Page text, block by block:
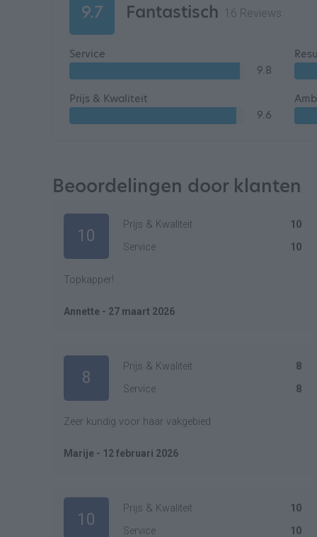
9.7 Fantastisch 16 Reviews
Service
9.8
Prijs & Kwaliteit
9.6
Beoordelingen door klanten
10
Prijs & Kwaliteit 10
Service
10
Topkapper!
Annette - 27 maart 2026
8
Prijs & Kwaliteit 8
Service
8
Zeer kundig voor haar vakgebied
Marije - 12 februari 2026
10
Prijs & Kwaliteit 10
Service
10